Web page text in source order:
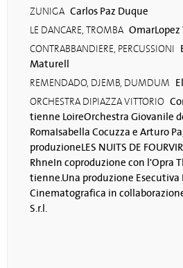
ZUNIGA Carlos Paz Duque
LE DANCARE, TROMBA OmarLopez
CONTRABBANDIERE, PERCUSSIONI
Maturell
REMENDADO, DJEMB, DUMDUM
ORCHESTRA DIPIAZZA VITTORIO
tienne LoireOrchestra Giovanile
RomaIsabella Cocuzza e Arturo
produzioneLES NUITS DE
RhneIn coproduzione con l'Opra
tienne.Una produzione Esecutiva
Cinematografica in
S.r.l.